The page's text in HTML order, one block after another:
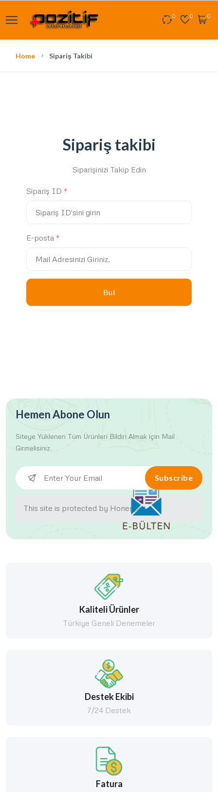
0 0 0
Home Sipariş Takibi
Sipariş takibi
Siparişinizi Takip Edin
Sipariş ID
E-posta
Bul
Hemen Abone Olun
Siteye Yüklenen Tüm Ürünleri Bildiri Almak için Mail
Girmelisiniz.
Subscribe
This site is protected by Honeypot.
Kaliteli Ürünler
Türkiye Geneli Denemeler
Destek Ekibi
7/24 Destek
Fatura